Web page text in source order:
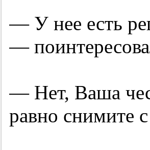
— У нее есть
—
— Нет, Ваша
равно снимите